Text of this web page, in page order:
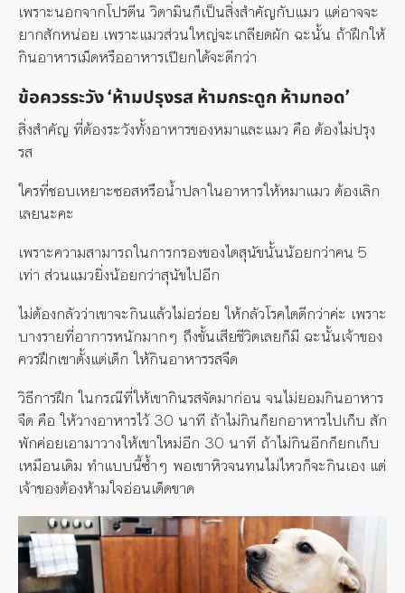
เพราะนอกจากโปรตีน วิตามินก็เป็นสิ่งสำคัญกับแมว แต่อาจจะ
ยากสักหน่อย เพราะแมวส่วนใหญ่จะเกลียดผัก ฉะนั้น ถ้าฝึกให้
กินอาหารเม็ดหรืออาหารเปียกได้จะดีกว่า
ข้อควรระวัง ‘ห้ามปรุงรส ห้ามกระดูก ห้ามทอด’
สิ่งสำคัญ ที่ต้องระวังทั้งอาหารของหมาและแมว คือ ต้องไม่ปรุง
รส
ใครที่ชอบเหยาะซอสหรือน้ำปลาในอาหารให้หมาแมว ต้องเลิก
เลยนะคะ
เพราะความสามารถในการกรองของไตสุนัขนั้นน้อยกว่าคน 5
เท่า ส่วนแมวยิ่งน้อยกว่าสุนัขไปอีก
ไม่ต้องกลัวว่าเขาจะกินแล้วไม่อร่อย ให้กลัวโรคไตดีกว่าค่ะ เพราะ
บางรายที่อาการหนักมากๆ ถึงขั้นเสียชีวิตเลยก็มี ฉะนั้นเจ้าของ
ควรฝึกเขาตั้งแต่เด็ก ให้กินอาหารรสจืด
วิธีการฝึก ในกรณีที่ให้เขากินรสจัดมาก่อน จนไม่ยอมกินอาหาร
จืด คือ ให้วางอาหารไว้ 30 นาที ถ้าไม่กินก็ยกอาหารไปเก็บ สัก
พักค่อยเอามาวางให้เขาใหม่อีก 30 นาที ถ้าไม่กินอีกก็ยกเก็บ
เหมือนเดิม ทำแบบนี้ซ้ำๆ พอเขาหิวจนทนไม่ไหวก็จะกินเอง แต่
เจ้าของต้องห้ามใจอ่อนเด็ดขาด